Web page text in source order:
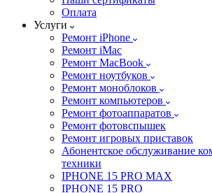
Оплата
Услуги
Ремонт iPhone
Ремонт iMac
Ремонт MacBook
Ремонт ноутбуков
Ремонт моноблоков
Ремонт компьютеров
Ремонт фотоаппаратов
Ремонт фотовспышек
Ремонт игровых приставок
Абонентское обслуживание
техники
IPHONE 15 PRO MAX
IPHONE 15 PRO